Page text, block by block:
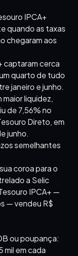
IPCA+
quando as taxas
chegaram aos
captaram cerca
quarto de tudo
janeiro e junho.
maior liquidez,
de 7,56% no
Direto, em
junho.
semelhantes
coroa para o
a Selic
IPCA+ —
— vendeu R$
ou poupança:
mil em cada